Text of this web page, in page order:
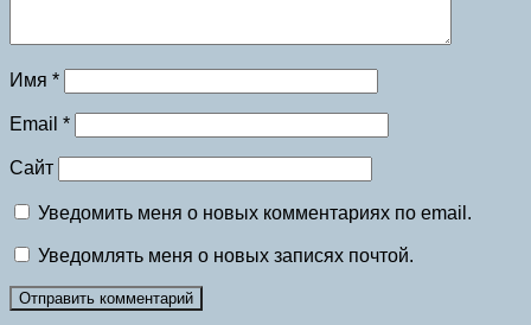
Имя *
Email *
Сайт
Уведомить меня о новых комментариях по email.
Уведомлять меня о новых записях почтой.